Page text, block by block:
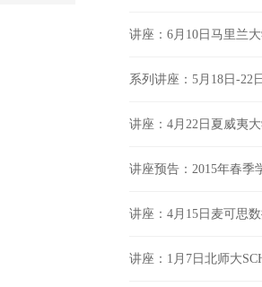
讲座：6月10日马里兰
系列讲座：5月18日-22
讲座：4月22日夏威夷
讲座预告：2015年春季
讲座：4月15日麦可思
讲座：1月7日北师大